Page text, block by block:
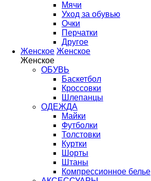
Мячи
Уход за обувью
Очки
Перчатки
Другое
Женское Женское
Женское
ОБУВЬ
Баскетбол
Кроссовки
Шлепанцы
ОДЕЖДА
Майки
Футболки
Толстовки
Куртки
Шорты
Штаны
Компрессионное белье